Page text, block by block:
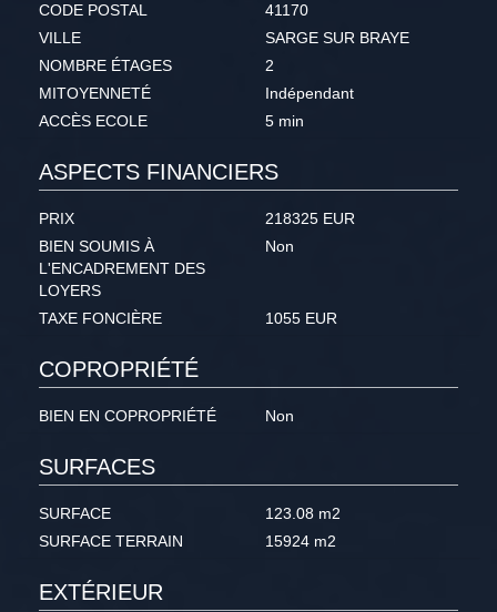
CODE POSTAL
41170
VILLE
SARGE SUR BRAYE
NOMBRE ÉTAGES
2
MITOYENNETÉ
Indépendant
ACCÈS ECOLE
5 min
ASPECTS FINANCIERS
PRIX
218325 EUR
BIEN SOUMIS À
L'ENCADREMENT DES
LOYERS
Non
TAXE FONCIÈRE 1055 EUR
COPROPRIÉTÉ
BIEN EN COPROPRIÉTÉ Non
SURFACES
SURFACE
123.08 m2
SURFACE TERRAIN
15924 m2
EXTÉRIEUR